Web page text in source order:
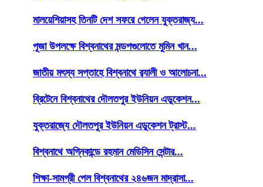
মালয়েশিয়াসহ তিনটি দেশ সফরে গেলেন যুক্তরাজ্য...
পূজা উপলক্ষে বিশ্বনাথের মন্ডপগুলোতে মুমিন খান...
জাতীয় মৎস্য সপ্তাহে বিশ্বনাথে র‌্যালী ও আলোচনা...
ব্রিটেনে বিশ্বনাথের দৌলতপুর ইউনিয়ন এডুকেশন...
যুক্তরাজ্যে দৌলতপুর ইউনিয়ন এডুকেশন ট্রাস্ট...
বিশ্বনাথে অগ্নিকান্ডে রহমান মেডিসিন সেন্টার...
শিক্ষা-সামগ্রী পেল বিশ্বনাথের ২৪৬জন মাদ্রাসা...